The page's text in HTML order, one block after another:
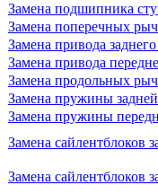
Замена подшипника
Замена поперечных
Замена привода
Замена привода
Замена продольных
Замена пружины задней
Замена пружины
Замена сайлентблоков
Замена сайлентблоков